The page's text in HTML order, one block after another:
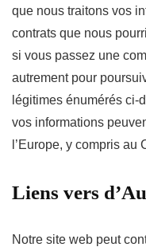
que nous traitons vos
contrats que nous
si vous passez une
autrement pour
légitimes énumérés ci-
vos informations
l’Europe, y compris
Liens vers
Notre site web peut